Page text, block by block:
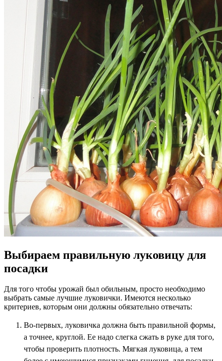
Выбираем правильную луковицу для
посадки
Для того чтобы урожай был обильным, просто необходимо
выбрать самые лучшие луковички. Имеются несколько
критериев, которым они должны обязательно отвечать:
Во-первых, луковичка должна быть правильной формы,
а точнее, круглой. Ее надо слегка сжать в руке для того,
чтобы проверить плотность. Мягкая луковица, а тем